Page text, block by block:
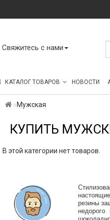
Свяжитесь с нами
КАТАЛОГ ТОВАРОВ НОВОСТИ
Мужская
КУПИТЬ
В этой категории нет товаров.
резины
недорого